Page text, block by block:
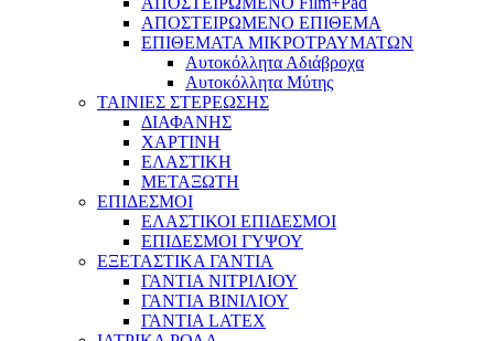
ΑΠΟΣΤΕΙΡΩΜΕΝΟ ΕΠΙΘΕΜΑ
ΕΠΙΘΕΜΑΤΑ ΜΙΚΡΟΤΡΑΥΜΑΤΩΝ
Αυτοκόλλητα Αδιάβροχα
Αυτοκόλλητα Μύτης
ΤΑΙΝΙΕΣ ΣΤΕΡΕΩΣΗΣ
ΔΙΑΦΑΝΗΣ
ΧΑΡΤΙΝΗ
ΕΛΑΣΤΙΚΗ
ΜΕΤΑΞΩΤΗ
ΕΠΙΔΕΣΜΟΙ
ΕΛΑΣΤΙΚΟΙ ΕΠΙΔΕΣΜΟΙ
ΕΠΙΔΕΣΜΟΙ ΓΥΨΟΥ
ΕΞΕΤΑΣΤΙΚΑ ΓΑΝΤΙΑ
ΓΑΝΤΙΑ ΝΙΤΡΙΛΙΟΥ
ΓΑΝΤΙΑ ΒΙΝΙΛΙΟΥ
ΓΑΝΤΙΑ LATEX